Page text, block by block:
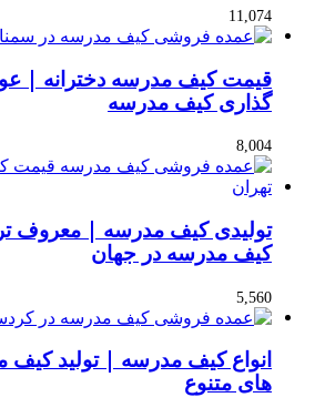
11,074
قیمت کیف مدرسه دخترانه |
گذاری کیف مدرسه
8,004
تولیدی کیف مدرسه | معروف
کیف مدرسه در جهان
5,560
انواع کیف مدرسه | تولید
های متنوع